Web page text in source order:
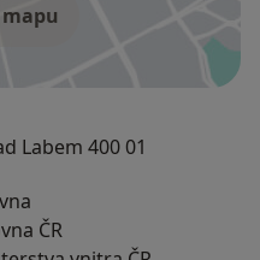
Labem 400 01
ČR